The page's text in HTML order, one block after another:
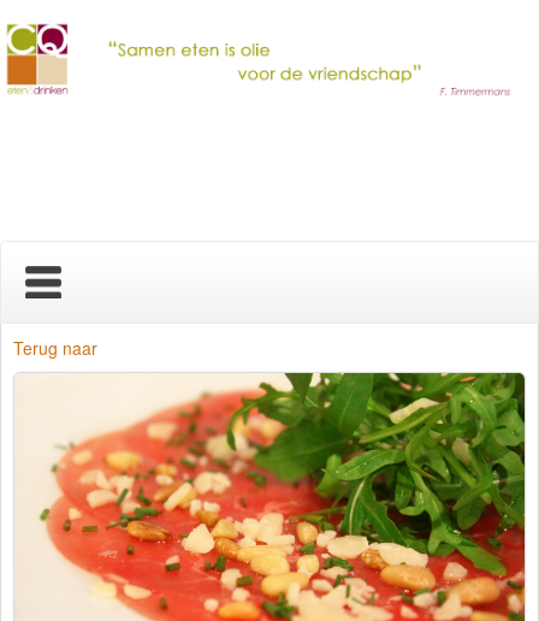
Home
Over ons
Traiteur
Terug naar